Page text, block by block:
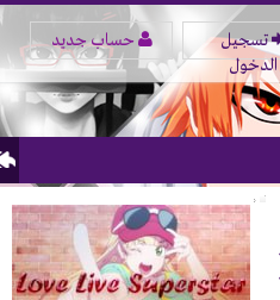
تسجيل
الدخول
حساب جديد